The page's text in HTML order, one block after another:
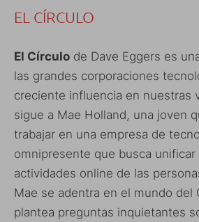
EL CÍRCULO
El Círculo de Dave Eggers es
las grandes corporaciones
creciente influencia en nuestras
sigue a Mae Holland, una joven
trabajar en una empresa de
omnipresente que busca unificar
actividades online de las
Mae se adentra en el mundo del
plantea preguntas inquietantes